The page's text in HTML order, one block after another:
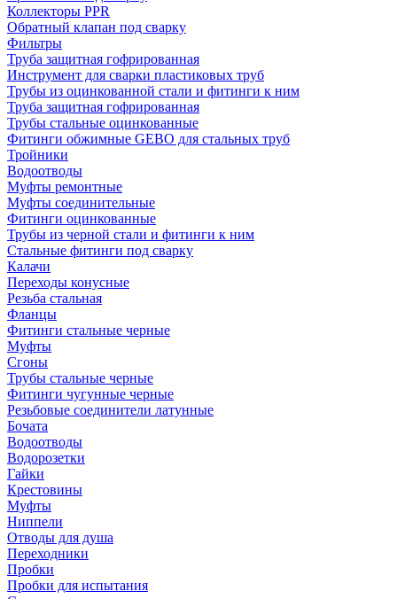
Коллекторы PPR
Обратный клапан под сварку
Фильтры
Труба защитная гофрированная
Инструмент для сварки пластиковых труб
Трубы из оцинкованной стали и фитинги к ним
Труба защитная гофрированная
Трубы стальные оцинкованные
Фитинги обжимные GEBO для стальных труб
Тройники
Водоотводы
Муфты ремонтные
Муфты соединительные
Фитинги оцинкованные
Трубы из черной стали и фитинги к ним
Стальные фитинги под сварку
Калачи
Переходы конусные
Резьба стальная
Фланцы
Фитинги стальные черные
Муфты
Сгоны
Трубы стальные черные
Фитинги чугунные черные
Резьбовые соединители латунные
Бочата
Водоотводы
Водорозетки
Гайки
Крестовины
Муфты
Ниппели
Отводы для душа
Переходники
Пробки
Пробки для испытания